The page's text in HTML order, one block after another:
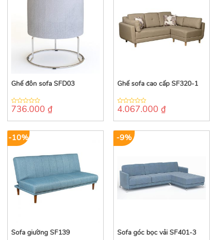
Ghế đôn sofa SFD03
0
of
736.000 ₫
Ghế sofa cao cấp SF320-1
0
of
4.067.000 ₫
-10%
Sofa giường SF139
-9%
Sofa góc bọc vải SF401-3